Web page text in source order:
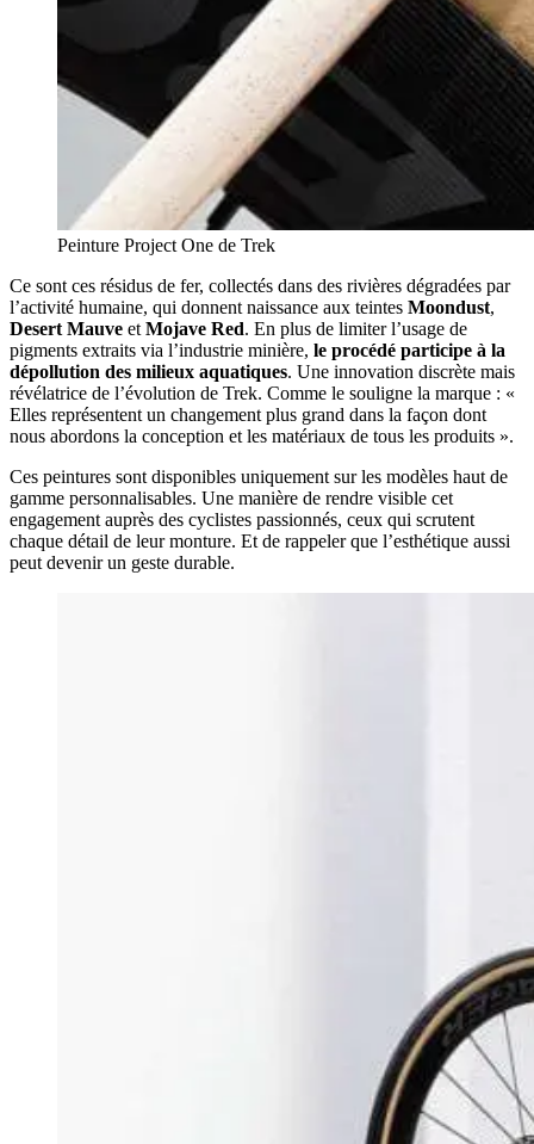
Peinture Project One de Trek
Ce sont ces résidus de fer, collectés dans des rivières dégradées par
l’activité humaine, qui donnent naissance aux teintes Moondust,
Desert Mauve etMojave Red. En plus de limiter l’usage de
pigments extraits via l’industrie minière, le procédé participe à la
dépollution des milieux aquatiques. Une innovation discrète mais
révélatrice de l’évolution de Trek. Comme le souligne la marque : «
Elles représentent un changement plus grand dans la façon dont
nous abordons la conception et les matériaux de tous les produits ».
Ces peintures sont disponibles uniquement sur les modèles haut de
gamme personnalisables. Une manière de rendre visible cet
engagement auprès des cyclistes passionnés, ceux qui scrutent
chaque détail de leur monture. Et de rappeler que l’esthétique aussi
peut devenir un geste durable.